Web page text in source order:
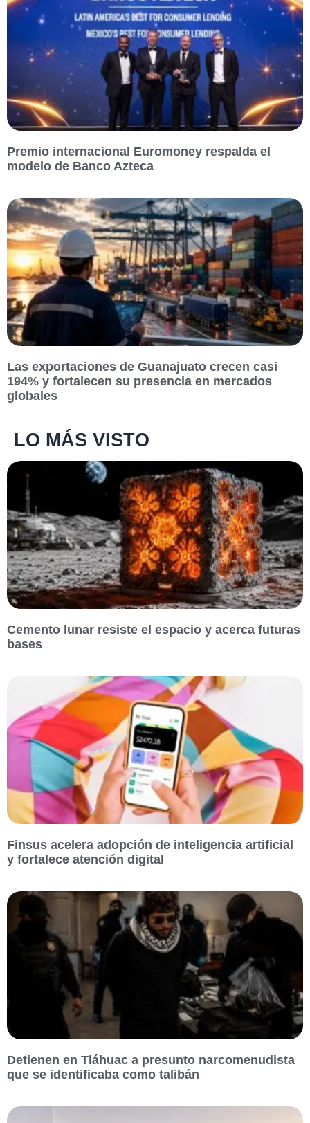
Premio internacional Euromoney respalda el
modelo de Banco Azteca
Las exportaciones de Guanajuato crecen casi
194% y fortalecen su presencia en mercados
globales
LO MÁS VISTO
Cemento lunar resiste el espacio y acerca futuras
bases
Finsus acelera adopción de inteligencia artificial
y fortalece atención digital
Detienen en Tláhuac a presunto narcomenudista
que se identificaba como talibán